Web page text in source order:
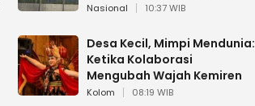
Nasional 10:37 WIB
Desa Kecil, Mimpi Mendunia:
Ketika Kolaborasi
Mengubah Wajah Kemiren
Kolom 08:19 WIB